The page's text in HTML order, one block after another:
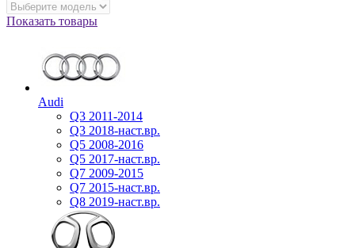
Показать товары
Audi
Q3 2011-2014
Q3 2018-наст.вр.
Q5 2008-2016
Q5 2017-наст.вр.
Q7 2009-2015
Q7 2015-наст.вр.
Q8 2019-наст.вр.